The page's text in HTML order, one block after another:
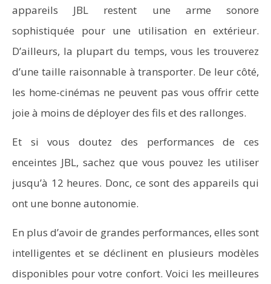
appareils JBL restent une arme sonore
sophistiquée pour une utilisation en extérieur.
D’ailleurs, la plupart du temps, vous les trouverez
d’une taille raisonnable à transporter. De leur côté,
les home-cinémas ne peuvent pas vous offrir cette
joie à moins de déployer des fils et des rallonges.
Et si vous doutez des performances de ces
enceintes JBL, sachez que vous pouvez les utiliser
jusqu’à 12 heures. Donc, ce sont des appareils qui
ont une bonne autonomie.
En plus d’avoir de grandes performances, elles sont
intelligentes et se déclinent en plusieurs modèles
disponibles pour votre confort. Voici les meilleures